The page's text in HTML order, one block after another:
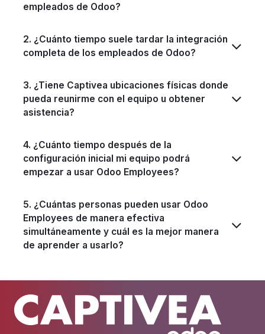
empleados de Odoo?
2. ¿Cuánto tiempo suele tardar la integración
completa de los empleados de Odoo?
3. ¿Tiene Captivea ubicaciones físicas donde
pueda reunirme con el equipo u obtener
asistencia?
4. ¿Cuánto tiempo después de la
configuración inicial mi equipo podrá
empezar a usar Odoo Employees?
5. ¿Cuántas personas pueden usar Odoo
Employees de manera efectiva
simultáneamente y cuál es la mejor manera
de aprender a usarlo?